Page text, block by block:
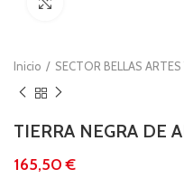
Inicio SECTOR BELLAS
TIERRA NEGRA DE
€